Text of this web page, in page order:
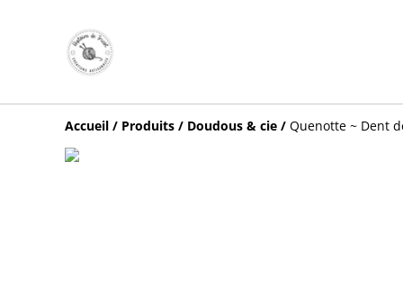
Accueil / Produits / Doudous & cie / Quenotte ~ Dent